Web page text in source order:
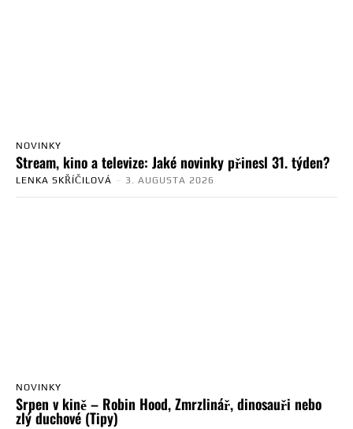
NOVINKY
Stream, kino a televize: Jaké novinky přinesl 31. týden?
LENKA SKŘÍČILOVÁ - 3. AUGUSTA 2026
NOVINKY
Srpen v kině – Robin Hood, Zmrzlinář, dinosauři nebo
zlý duchové (Tipy)